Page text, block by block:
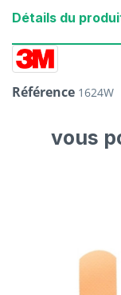
Détails du
Référence 1624W
vous